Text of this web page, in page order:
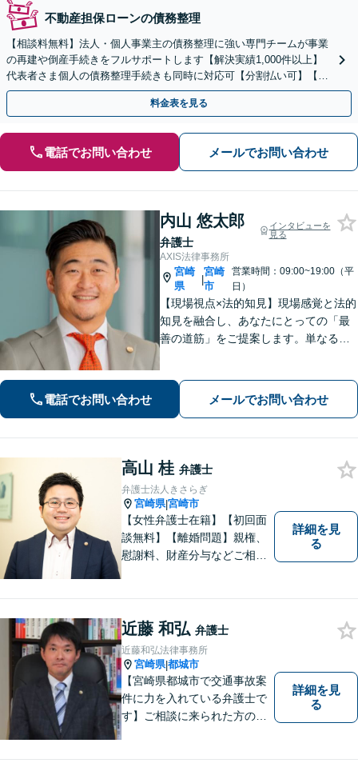
不動産担保ローンの債務整理
【相談料無料】法人・個人事業主の債務整理に強い専門チームが事業
の再建や倒産手続きをフルサポートします【解決実績1,000件以上】
代表者さま個人の債務整理手続きも同時に対応可【分割払い可】【後
払い応相談】【夜間・休日相談可】
料金表を見る
電話でお問い合わせ メールでお問い合わせ
内山 悠太郎
弁護士
インタビューを
見る
AXIS法律事務所
宮崎
県
|
宮崎
市
営業時間：09:00~19:00（平
日）
【現場視点×法的知見】現場感覚と法的
知見を融合し、あなたにとっての「最
善の道筋」をご提案します。単なるリ
に、確かな指針を。お気軽にご相談く
電話でお問い合わせ メールでお問い合わせ
高山 桂 弁護士
弁護士法人きさらぎ
宮崎県|宮崎市
【女性弁護士在籍】【初回面
談無料】【離婚問題】親権、
慰謝料、財産分与などご相談
Eやメールでの対応も可能です
【メガドンキ隣】
詳細を見
る
近藤 和弘 弁護士
近藤和弘法律事務所
宮崎県|都城市
【宮崎県都城市で交通事故案
件に力を入れている弁護士で
す】ご相談に来られた方の話
詳細を見
る